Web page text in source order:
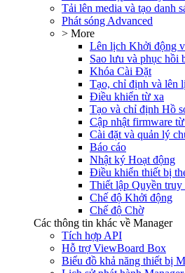
Tải lên media và tạo danh
Phát sóng Advanced
> More
Lên lịch Khởi động
Sao lưu và phục hồi
Khóa Cài Đặt
Tạo, chỉ định và lên
Điều khiển từ xa
Tạo và chỉ định Hồ
Cập nhật firmware
Cài đặt và quản lý
Báo cáo
Nhật ký Hoạt động
Điều khiển thiết bị
Thiết lập Quyền truy
Chế độ Khởi động
Chế độ Chờ
Các thông tin khác về Manager
Tích hợp API
Hỗ trợ ViewBoard Box
Biểu đồ khả năng thiết bị